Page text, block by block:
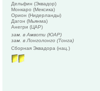
Дельфин (Эквадор)
Монкаро (Мексика)
Орион (Нидерланды)
Дагон (Мьянма)
Анегри (ЦАР)
зам. в Амвоти (ЮАР)
зам. в Лонголонго (Тонга)
Сборная Эквадора (нац.)